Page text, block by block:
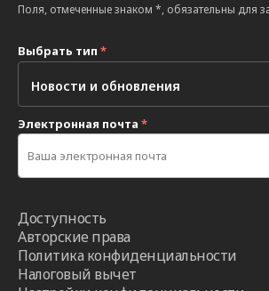
Поля, отмеченные знаком *, обязательны для
Выбрать тип *
Электронная почта *
Доступность
Авторские права
Политика конфиденциальности
Налоговый вычет